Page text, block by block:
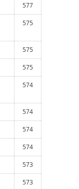
577
575
575
575
574
574
574
574
573
573